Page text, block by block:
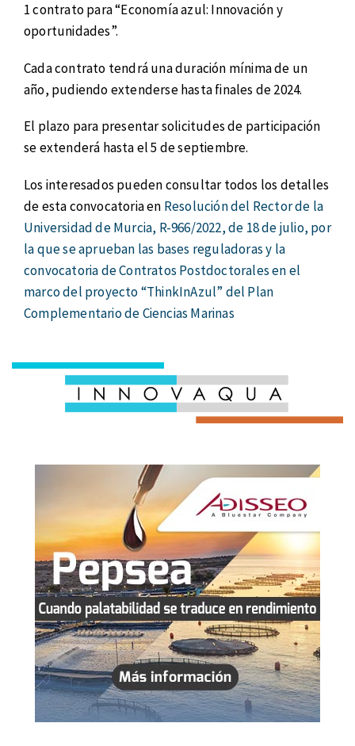
1 contrato para “Economía azul: Innovación y
oportunidades”.
Cada contrato tendrá una duración mínima de un
año, pudiendo extenderse hasta finales de 2024.
El plazo para presentar solicitudes de participación
se extenderá hasta el 5 de septiembre.
Los interesados pueden consultar todos los detalles
de esta convocatoria en Resolución del Rector de la
Universidad de Murcia, R-966/2022, de 18 de julio, por
la que se aprueban las bases reguladoras y la
convocatoria de Contratos Postdoctorales en el
marco del proyecto “ThinkInAzul” del Plan
Complementario de Ciencias Marinas